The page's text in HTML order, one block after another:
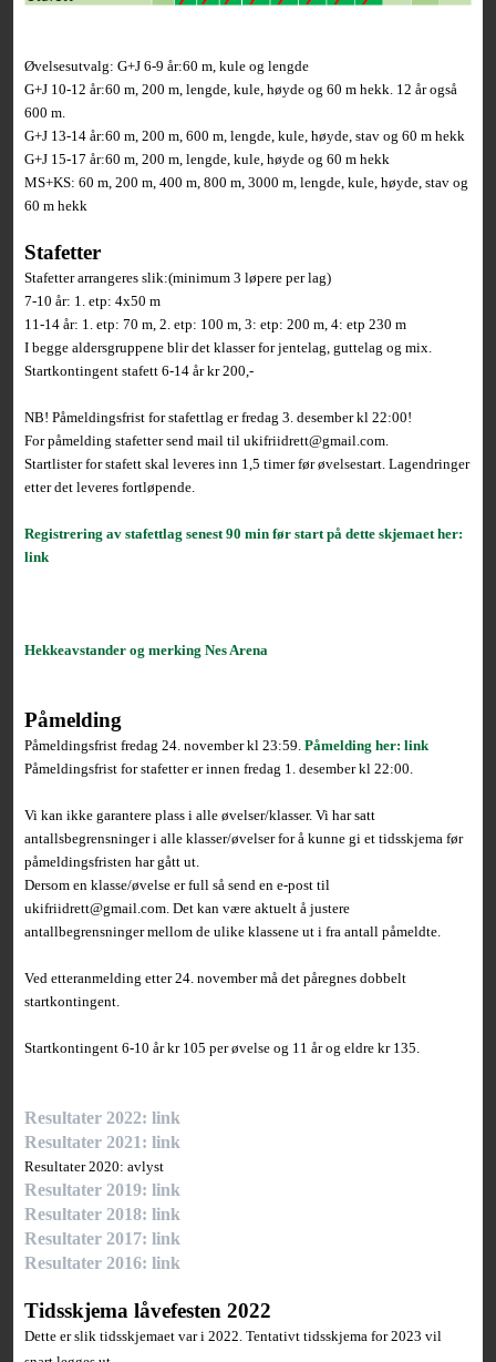
Øvelsesutvalg: G+J 6-9 år:60 m, kule og lengde
G+J 10-12 år:60 m, 200 m, lengde, kule, høyde og 60 m hekk. 12 år også
600 m.
G+J 13-14 år:60 m, 200 m, 600 m, lengde, kule, høyde, stav og 60 m hekk
G+J 15-17 år:60 m, 200 m, lengde, kule, høyde og 60 m hekk
MS+KS: 60 m, 200 m, 400 m, 800 m, 3000 m, lengde, kule, høyde, stav og
60 m hekk
Stafetter
Stafetter arrangeres slik:(minimum 3 løpere per lag)
7-10 år: 1. etp: 4x50 m
11-14 år: 1. etp: 70 m, 2. etp: 100 m, 3: etp: 200 m, 4: etp 230 m
I begge aldersgruppene blir det klasser for jentelag, guttelag og mix.
Startkontingent stafett 6-14 år kr 200,-
NB! Påmeldingsfrist for stafettlag er fredag 3. desember kl 22:00!
For påmelding stafetter send mail til ukifriidrett@gmail.com.
Startlister for stafett skal leveres inn 1,5 timer før øvelsestart. Lagendringer
etter det leveres fortløpende.
Registrering av stafettlag senest 90 min før start på dette skjemaet her:
link
Hekkeavstander og merking Nes Arena
Påmelding
Påmeldingsfrist fredag 24. november kl 23:59.Påmelding her: link
Påmeldingsfrist for stafetter er innen fredag 1. desember kl 22:00.
Vi kan ikke garantere plass i alle øvelser/klasser. Vi har satt
antallsbegrensninger i alle klasser/øvelser for å kunne gi et tidsskjema før
påmeldingsfristen har gått ut.
Dersom en klasse/øvelse er full så send en e-post til
ukifriidrett@gmail.com. Det kan være aktuelt å justere
antallbegrensninger mellom de ulike klassene ut i fra antall påmeldte.
Ved etteranmelding etter 24. november må det påregnes dobbelt
startkontingent.
Startkontingent 6-10 år kr 105 per øvelse og 11 år og eldre kr 135.
Resultater 2022: link
Resultater 2021: link
Resultater 2020: avlyst
Resultater 2019: link
Resultater 2018: link
Resultater 2017: link
Resultater 2016: link
Tidsskjema låvefesten 2022
Dette er slik tidsskjemaet var i 2022. Tentativt tidsskjema for 2023 vil